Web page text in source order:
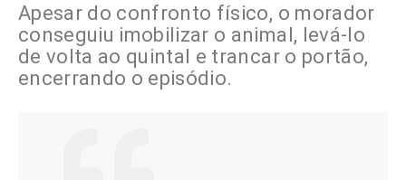
Apesar do confronto físico, o morador
conseguiu imobilizar o animal, levá-lo
de volta ao quintal e trancar o portão,
encerrando o episódio.